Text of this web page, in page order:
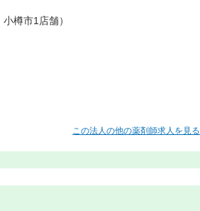
樽市1店舗）
この法人の他の薬剤師求人を見る